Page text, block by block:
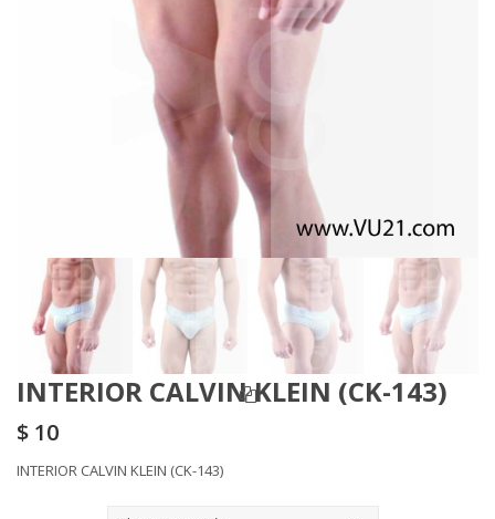
INTERIOR CALVIN KLEIN (CK-143)
$ 10
INTERIOR CALVIN KLEIN (CK-143)